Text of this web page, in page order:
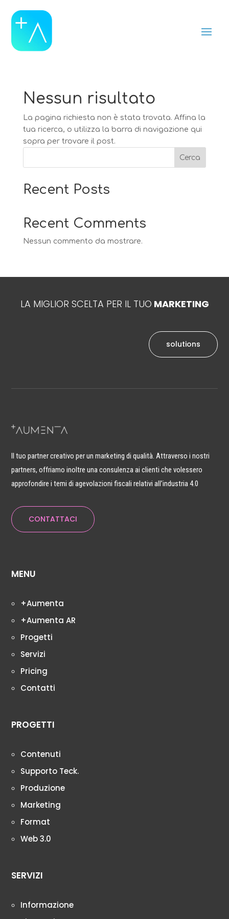
Nessun risultato
La pagina richiesta non è stata trovata. Affina la
tua ricerca, o utilizza la barra di navigazione qui
sopra per trovare il post.
Cerca
Recent Posts
Recent Comments
Nessun commento da mostrare.
LA MIGLIOR SCELTA PER IL TUO MARKETING
solutions
Il tuo partner creativo per un marketing di qualità. Attraverso i nostri
partners, offriamo inoltre una consulenza ai clienti che volessero
approfondire i temi di agevolazioni fiscali relativi all’industria 4.0
CONTATTACI
MENU
+Aumenta
+Aumenta AR
Progetti
Servizi
Pricing
Contatti
PROGETTI
Contenuti
Supporto Teck.
Produzione
Marketing
Format
Web 3.0
SERVIZI
Informazione